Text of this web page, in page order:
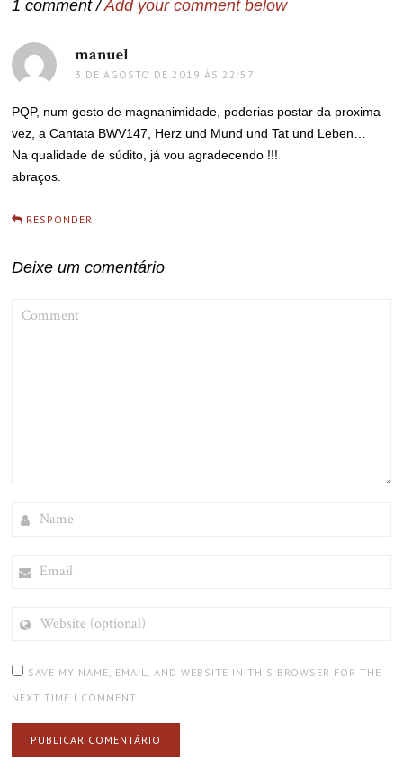
1 comment /Add your comment below
manuel
3 DE AGOSTO DE 2019 ÀS 22:57
PQP, num gesto de magnanimidade, poderias postar da proxima
vez, a Cantata BWV147, Herz und Mund und Tat und Leben…
Na qualidade de súdito, já vou agradecendo !!!
abraços.
RESPONDER
Deixe um comentário
(OPTIONAL)
SAVE MY NAME, EMAIL, AND WEBSITE IN THIS BROWSER FOR THE
NEXT TIME I COMMENT.